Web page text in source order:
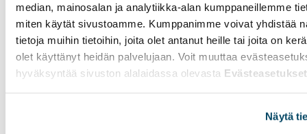
median, mainosalan ja analytiikka-alan kumppaneillemme
miten käytät sivustoamme. Kumppanimme voivat yhdistää
tietoja muihin tietoihin, joita olet antanut heille tai joita on
olet käyttänyt heidän palvelujaan. Voit muuttaa
hyväksyntää sivuston alalaidassa olevasta Evästeasetukset
Näytä
”Meillä on tämän vuosisadan kuluessa miljoonia
ilmastopakolaisia, jos emme pysty pysäyttämään
ilmaston lämpenemistä 1,5 asteeseen. Tämä
heikentää elintasoamme huomattavasti
enemmän, kuin se, ettemme tekisi näitä toimia”,
Kamppila päättää asialla, joka todettiin myös